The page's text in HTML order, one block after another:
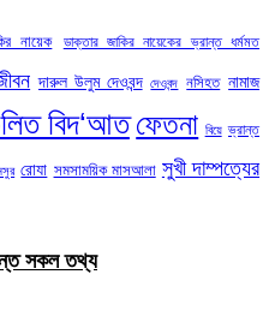
নায়েক ডাক্তার জাকির নায়েকের ভ্রান্ত ধর্মমত
দারুল উলুম দেওবন্দ দেওবন্দ নসিহত নামাজ
বিদ‘আত ফেতনা বিয়ে ভ্রান্ত
রোযা সমসাময়িক মাসআলা সুখী দাম্পত্যের
সকল তথ্য